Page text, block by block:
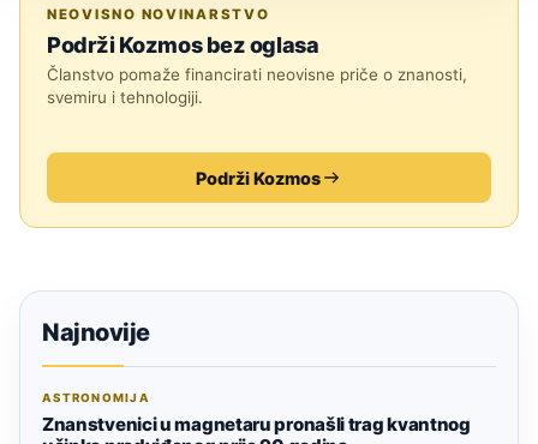
NEOVISNO NOVINARSTVO
Podrži Kozmos bez oglasa
Članstvo pomaže financirati neovisne priče o znanosti,
svemiru i tehnologiji.
Podrži Kozmos
Najnovije
ASTRONOMIJA
Znanstvenici u magnetaru pronašli trag kvantnog